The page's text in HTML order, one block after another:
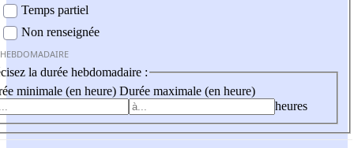
Temps partiel
Non renseignée
la durée hebdomadaire :
minimale (en heure) Durée maximale (en heure)
heures